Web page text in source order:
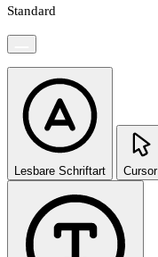
Standard
Lesbare Schriftart Cursor